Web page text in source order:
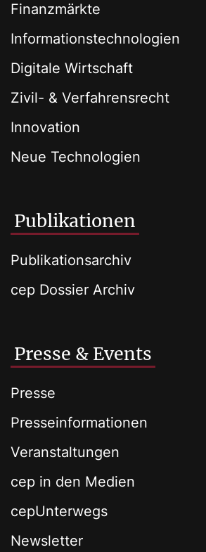
Finanzmärkte
Informationstechnologien
Digitale Wirtschaft
Zivil- & Verfahrensrecht
Innovation
Neue Technologien
Publikationen
Publikationsarchiv
cep Dossier Archiv
Presse & Events
Presse
Presseinformationen
Veranstaltungen
cep in den Medien
cepUnterwegs
Newsletter